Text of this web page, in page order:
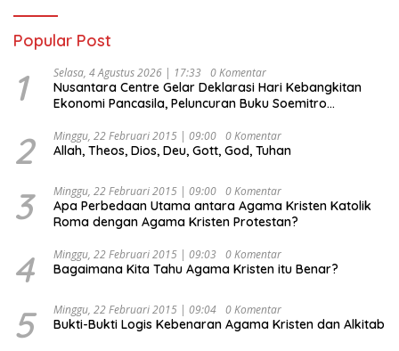
Popular Post
1 Selasa, 4 Agustus 2026 | 17:33 0 Komentar
Nusantara Centre Gelar Deklarasi Hari Kebangkitan
Ekonomi Pancasila, Peluncuran Buku Soemitro
Ekonomi Politik Indonesia) & Simposium Nasional
“Urgensi Undang-Undang Perekonomian Nasional dan
Indonesia Emas 2045”,
2 Minggu, 22 Februari 2015 | 09:00 0 Komentar
Allah, Theos, Dios, Deu, Gott, God, Tuhan
3 Minggu, 22 Februari 2015 | 09:00 0 Komentar
Apa Perbedaan Utama antara Agama Kristen Katolik
Roma dengan Agama Kristen Protestan?
4 Minggu, 22 Februari 2015 | 09:03 0 Komentar
Bagaimana Kita Tahu Agama Kristen itu Benar?
5 Minggu, 22 Februari 2015 | 09:04 0 Komentar
Bukti-Bukti Logis Kebenaran Agama Kristen dan Alkitab